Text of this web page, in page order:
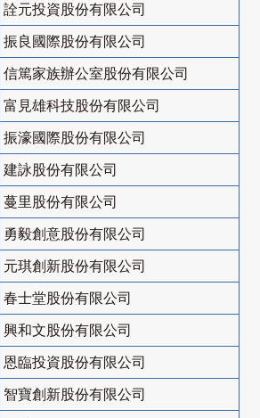
詮元投資股份有限公司
振良國際股份有限公司
信篤家族辦公室股份有限公司
富見雄科技股份有限公司
振濠國際股份有限公司
建詠股份有限公司
蔓里股份有限公司
勇毅創意股份有限公司
元琪創新股份有限公司
春士堂股份有限公司
興和文股份有限公司
恩臨投資股份有限公司
智寶創新股份有限公司